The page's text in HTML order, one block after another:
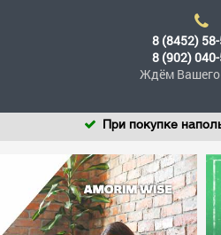
8 (8452)
8 (902)
Ждём Вашего
При покупке напольного